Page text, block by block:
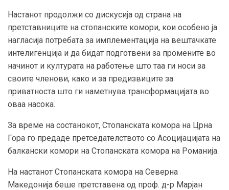
Настанот продолжи со дискусија од страна на
претставниците на стопанските комори, кои особено ја
нагласија потребата за имплементација на вештачкате
интелигенција и да бидат подготвени за промените во
начинот и културата на работење што таа ги носи за
своите членови, како и за предизвиците за
приватноста што ги наметнува трансформацијата во
оваа насока.
За време на состанокот, Стопанската комора на Црна
Гора го предаде претседателството со Асоцијацијата на
балкански комори на Стопанската комора на Романија.
На настанот Стопанската комора на Северна
Македонија беше претстaвена од проф. д-р Марјан